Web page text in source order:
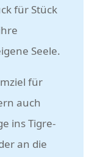
für Stück
Seele.
für
auch
ins Tigre-
an die